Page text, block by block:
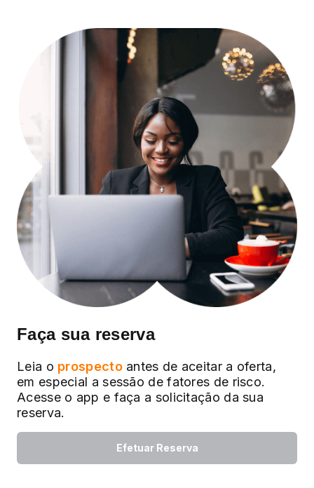
Faça sua reserva
Leia o prospecto antes de aceitar a oferta,
em especial a sessão de fatores de risco.
Acesse o app e faça a solicitação da sua
reserva.
Efetuar Reserva